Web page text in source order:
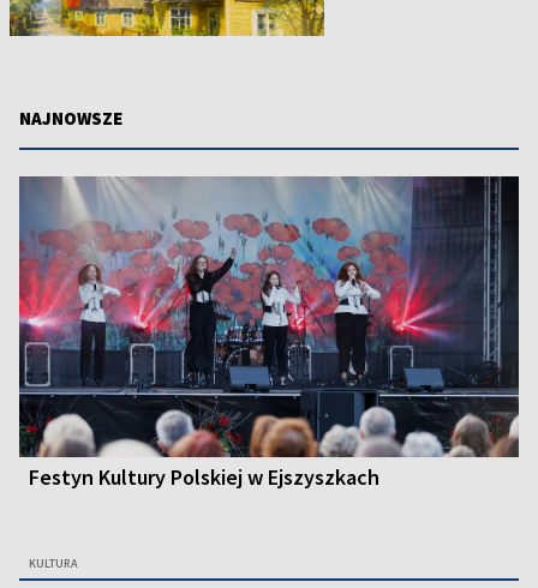
NAJNOWSZE
Festyn Kultury Polskiej w Ejszyszkach
KULTURA